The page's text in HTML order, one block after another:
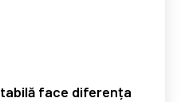
face diferența